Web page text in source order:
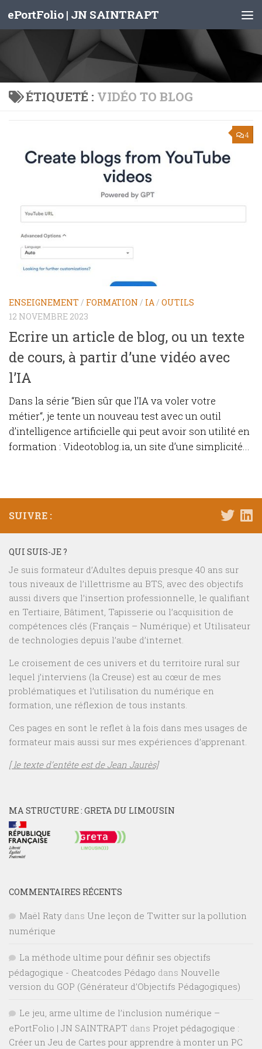
Skip to content
ePortFolio | JN SAINTRAPT
ÉTIQUETÉ : VIDÉO TO BLOG
4
ENSEIGNEMENT / FORMATION / IA/ OUTILS
12 NOVEMBRE 2023
Ecrire un article de blog, ou un texte
de cours, à partir d’une vidéo avec
l’IA
Dans la série “Bien sûr que l’IA va voler votre
métier“, je tente un nouveau test avec un outil
d’intelligence artificielle qui peut avoir son utilité en
formation : Videotoblog.ia, un site d’une simplicité...
SUIVRE :
QUI SUIS-JE ?
Je suis formateur d’Adultes depuis presque 40 ans sur
tous niveaux de l’illettrisme au BTS, avec des objectifs
aussi divers que l’insertion professionnelle, le qualifiant
en Tertiaire, Bâtiment, Tapisserie ou l’acquisition de
compétences clés (Français – Numérique) et Utilisateur
de technologies depuis l’aube d’internet.
Le croisement de ces univers et du territoire rural sur
lequel j’interviens (la Creuse) est au cœur de mes
problématiques et l’utilisation du numérique en
formation, une réflexion de tous instants.
Ces pages en sont le reflet à la fois dans mes usages de
formateur mais aussi sur mes expériences d’apprenant.
[ le texte d’entête est de Jean Jaurès]
MA STRUCTURE : GRETA DU LIMOUSIN
COMMENTAIRES RÉCENTS
Maël Raty dans Une leçon de Twitter sur la pollution
numérique
La méthode ultime pour définir ses objectifs
pédagogique - Cheatcodes Pédago dans Nouvelle
version du GOP (Générateur d’Objectifs Pédagogiques)
Le jeu, arme ultime de l’inclusion numérique –
ePortFolio | JN SAINTRAPT dans Projet pédagogique :
Créer un Jeu de Cartes pour apprendre à monter un PC